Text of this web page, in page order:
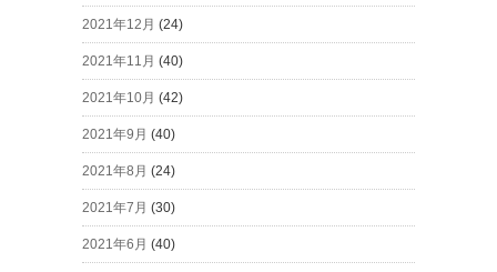
2021年12月 (24)
2021年11月 (40)
2021年10月 (42)
2021年9月 (40)
2021年8月 (24)
2021年7月 (30)
2021年6月 (40)